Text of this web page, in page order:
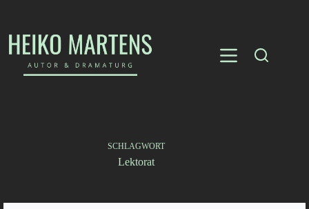
springen
SCHLAGWORT
Lektorat